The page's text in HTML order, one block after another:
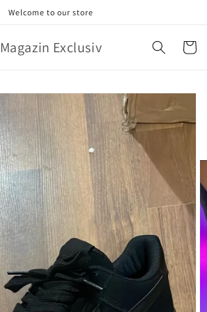
Welcome to our store
Magazin Exclusiv Coș